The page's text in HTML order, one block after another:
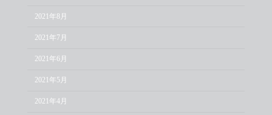
2021年8月
2021年7月
2021年6月
2021年5月
2021年4月